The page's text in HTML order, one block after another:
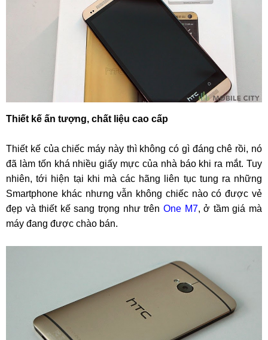
Thiết kế ấn tượng, chất liệu cao cấp
Thiết kế của chiếc máy này thì không có gì đáng chê rồi, nó
đã làm tốn khá nhiều giấy mực của nhà báo khi ra mắt. Tuy
nhiên, tới hiện tại khi mà các hãng liên tục tung ra những
Smartphone khác nhưng vẫn không chiếc nào có được vẻ
đẹp và thiết kế sang trọng như trên One M7, ở tầm giá mà
máy đang được chào bán.